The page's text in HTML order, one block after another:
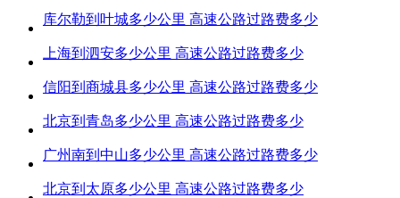
库尔勒到叶城多少公里 高速公路过路费多少
上海到泗安多少公里 高速公路过路费多少
信阳到商城县多少公里 高速公路过路费多少
北京到青岛多少公里 高速公路过路费多少
广州南到中山多少公里 高速公路过路费多少
北京到太原多少公里 高速公路过路费多少